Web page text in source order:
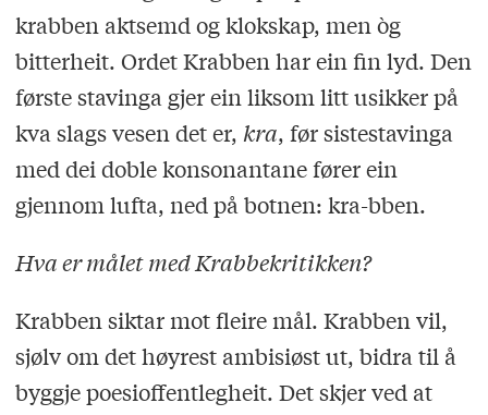
krabben aktsemd og klokskap, men òg
bitterheit. Ordet Krabben har ein fin lyd. Den
første stavinga gjer ein liksom litt usikker på
kva slags vesen det er, kra, før sistestavinga
med dei doble konsonantane fører ein
gjennom lufta, ned på botnen: kra-bben.
Hva er målet med Krabbekritikken?
Krabben siktar mot fleire mål. Krabben vil,
sjølv om det høyrest ambisiøst ut, bidra til å
byggje poesioffentlegheit. Det skjer ved at